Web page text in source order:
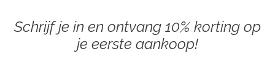
Schrijf je in en ontvang 10% korting op
je eerste aankoop!